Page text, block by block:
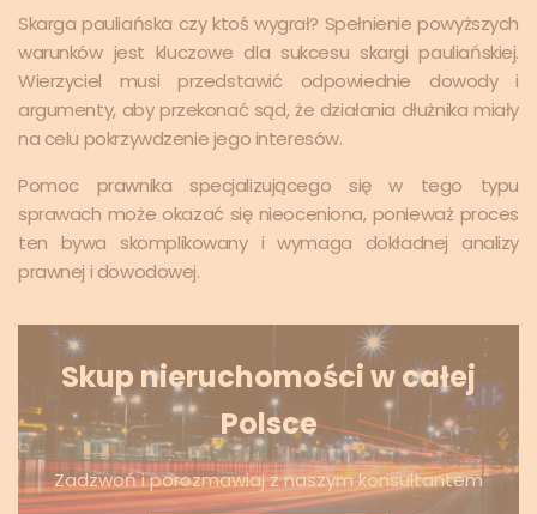
Skarga pauliańska czy ktoś wygrał? Spełnienie powyższych
warunków jest kluczowe dla sukcesu skargi pauliańskiej.
Wierzyciel musi przedstawić odpowiednie dowody i
argumenty, aby przekonać sąd, że działania dłużnika miały
na celu pokrzywdzenie jego interesów.
Pomoc prawnika specjalizującego się w tego typu
sprawach może okazać się nieoceniona, ponieważ proces
ten bywa skomplikowany i wymaga dokładnej analizy
prawnej i dowodowej.
Skup nieruchomości w całej
Polsce
Zadzwoń i porozmawiaj z naszym konsultantem